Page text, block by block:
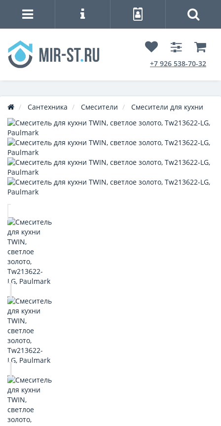
+7 926 538-70-32
Сантехника Смесители Смесители для кухни